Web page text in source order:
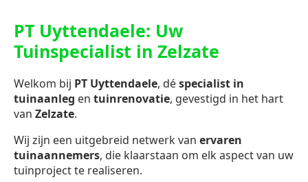
PT Uyttendaele: Uw
Tuinspecialist in Zelzate
Welkom bij PT Uyttendaele, déspecialist in
tuinaanleg en tuinrenovatie, gevestigd in het hart
van Zelzate.
Wij zijn een uitgebreid netwerk van ervaren
tuinaannemers, die klaarstaan om elk aspect van uw
tuinproject te realiseren.